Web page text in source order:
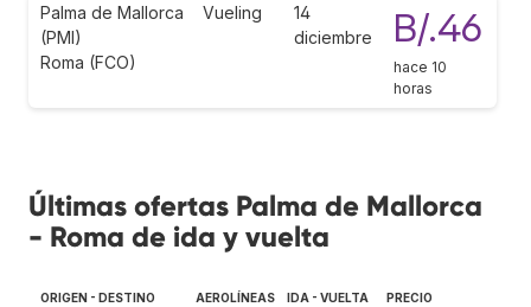
Palma de Mallorca
(PMI)
Roma (FCO)
Vueling
14
diciembre
B/.46
hace 10
horas
Últimas ofertas Palma de Mallorca
- Roma de ida y vuelta
ORIGEN - DESTINO AEROLÍNEAS IDA - VUELTA PRECIO